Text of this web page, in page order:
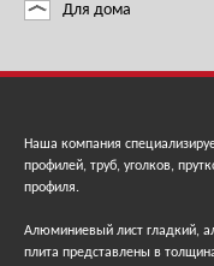
Для дома
Наша компания
профилей, труб, уголков,
профиля.
Алюминиевый лист гладкий,
плита представлены в